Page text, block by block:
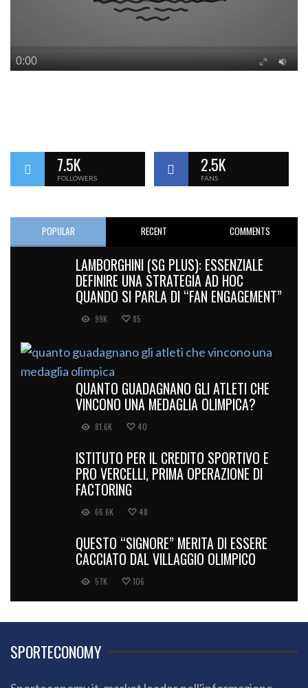
7.5K
FOLLOWERS
2.5K
FANS
POPULAR RECENT COMMENTS
LAMBORGHINI (SG PLUS): ESSENZIALE
DEFINIRE UNA STRATEGIA AD HOC
QUANDO SI PARLA DI “FAN ENGAGEMENT”
99K 85
QUANTO GUADAGNANO GLI ATLETI CHE
VINCONO UNA MEDAGLIA OLIMPICA?
81.6K 40
ISTITUTO PER IL CREDITO SPORTIVO E
PRO VERCELLI, PRIMA OPERAZIONE DI
FACTORING
66.6K 48
QUESTO “SIGNORE” MERITA DI ESSERE
CACCIATO DAL VILLAGGIO OLIMPICO
57K 106
SPORTECONOMY